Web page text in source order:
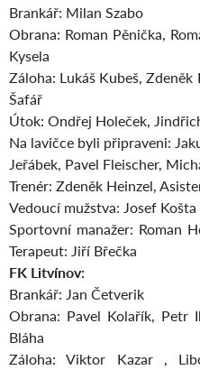
Brankář: Milan Szabo
Obrana: Roman Pěnička,
Kysela
Záloha: Lukáš Kubeš,
Šafář
Útok: Ondřej Holeček,
Na lavičce byli připraveni:
Jeřábek, Pavel Fleischer,
Trenér: Zdeněk Heinzel,
Vedoucí mužstva: Josef Košta
Sportovní manažer: Roman
Terapeut: Jiří Břečka
FK Litvínov:
Brankář: Jan Četverik
Obrana: Pavel Kolařík, Petr
Bláha
Záloha: Viktor Kazar ,